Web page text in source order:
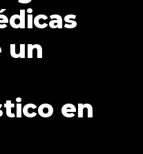
un
en